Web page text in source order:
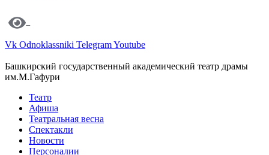
Vk Odnoklassniki TelegramYoutube
Башкирский государственный академический театр драмы
им.М.Гафури
Театр
Афиша
Театральная весна
Спектакли
Новости
Персоналии